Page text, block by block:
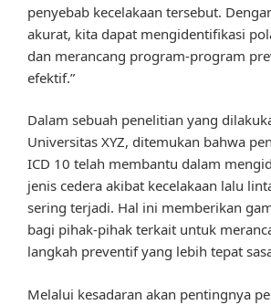
penyebab kecelakaan tersebut.
akurat, kita dapat mengidentifikasi
dan merancang program-program
efektif.”
Dalam sebuah penelitian yang
Universitas XYZ, ditemukan bahwa
ICD 10 telah membantu dalam
jenis cedera akibat kecelakaan lalu
sering terjadi. Hal ini memberikan
bagi pihak-pihak terkait untuk
langkah preventif yang lebih tepat
Melalui kesadaran akan pentingnya